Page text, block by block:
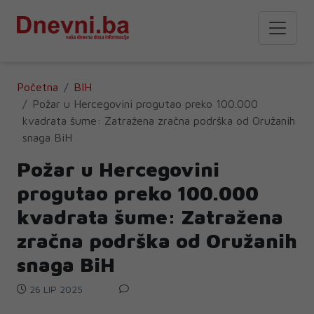
Početna
BIH
Požar u Hercegovini progutao preko 100.000
kvadrata šume: Zatražena zračna podrška od Oružanih
snaga BiH
Požar u Hercegovini
progutao preko 100.000
kvadrata šume: Zatražena
zračna podrška od Oružanih
snaga BiH
26 LIP 2025